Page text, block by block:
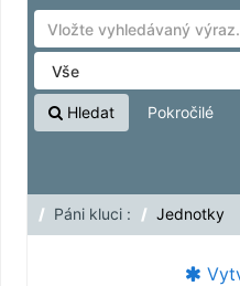
Hledat Pokročilé
Páni kluci : Jednotky